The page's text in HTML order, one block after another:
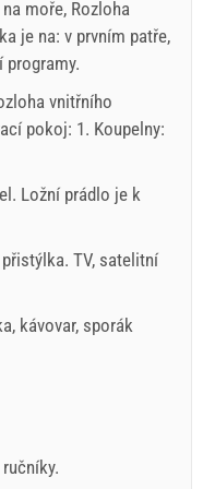
- 30.06. / 01.09. -
budete mít další
„Poslat poptávku“.
moře, Rozloha
je na: v prvním patře,
programy.
vnitřního
pokoj: 1. Koupelny:
. Ložní prádlo je k
. TV, satelitní
, kávovar, sporák
ručníky.